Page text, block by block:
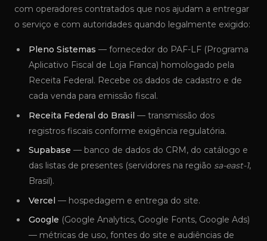
com operadores contratados que nos ajudam a entregar
o serviço e com autoridades quando legalmente exigido:
Pleno Sistemas — fornecedor do PAF-LF (Programa
Aplicativo Fiscal de Loja Franca) homologado pela
Receita Federal. Recebe os dados de cadastro e de
cada venda para emissão fiscal.
Receita Federal do Brasil — transmissão dos
registros fiscais conforme exigência regulatória.
Supabase — banco de dados do CRM, do catálogo e
das listas de presentes (servidores na região sa-east-1,
Brasil).
Vercel — hospedagem e entrega do site.
Google (Google Analytics, Google Fonts, Google Ads)
— métricas de uso, fontes do site e audiências de